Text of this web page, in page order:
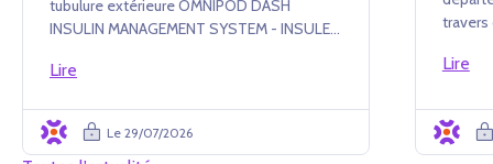
tubulure extérieure OMNIPOD DASH
INSULIN MANAGEMENT SYSTEM - INSULET
renouvellement d'inscription et
Lire
Le 29/07/2026
Lire